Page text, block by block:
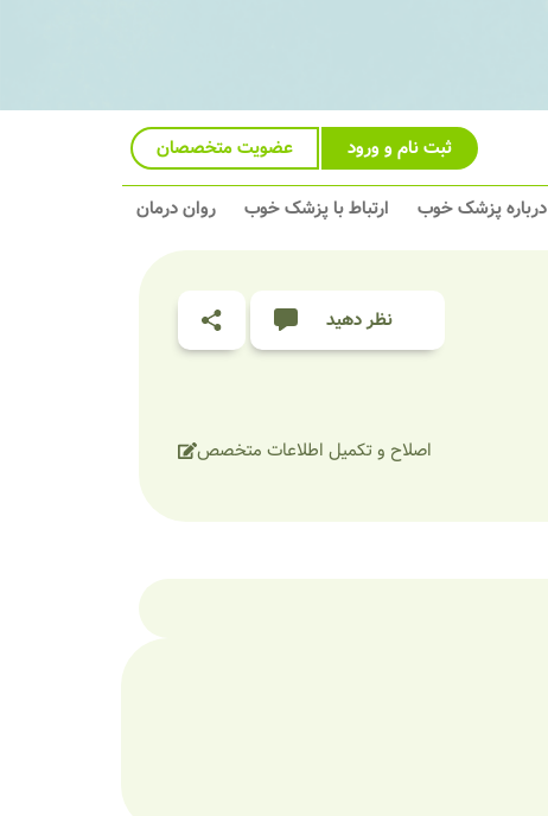
ثبت نام و ورود عضویت متخصصان
درباره پزشک خوب ارتباط با پزشک خوب روان درمان
نظر دهید
اصلاح و تکمیل اطلاعات متخصص